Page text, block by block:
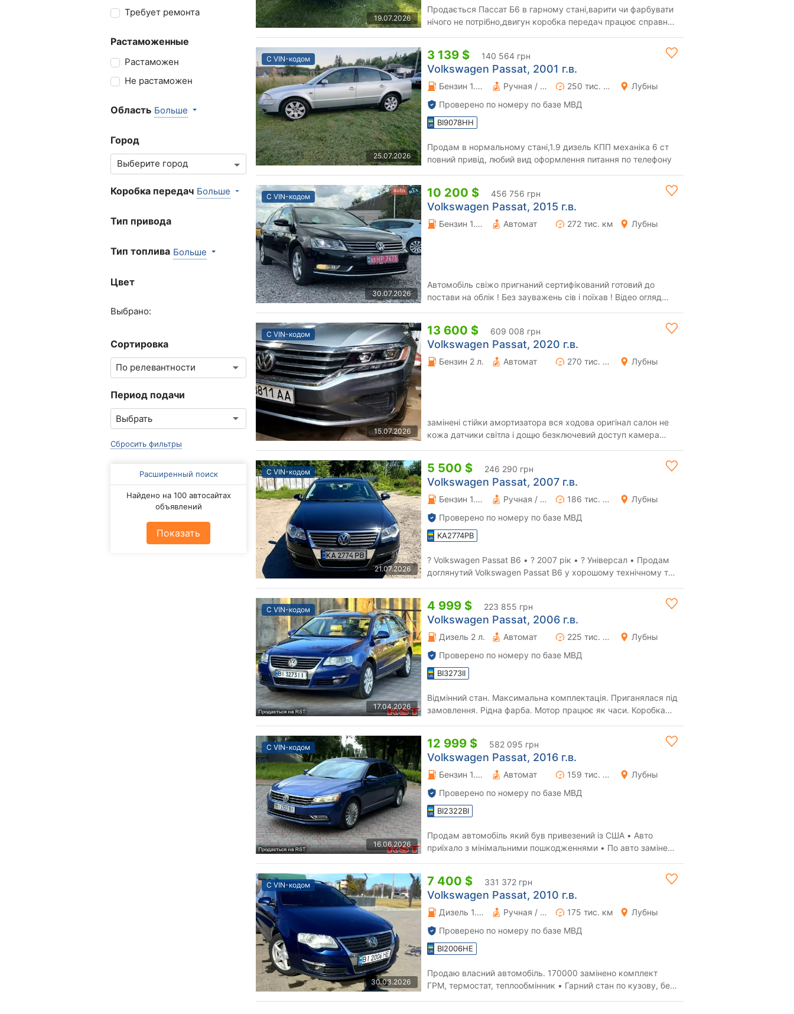
Требует ремонта
Растаможенные
Растаможен
Не растаможен
Область Больше
Город
Коробка передач Больше
Тип привода
Тип топлива Больше
Цвет
Выбрано:
Сортировка
Период подачи
Сбросить фильтры
Расширенный поиск
Найдено на 100 автосайтах
объявлений
Показать
19.07.2026
Продається Пассат Б6 в гарному стані,варити чи фарбувати
нічого не потрібно,двигун коробка передач працює справно
С VIN-кодом
25.07.2026
3 139 $ 140 564 грн
Volkswagen Passat, 2001 г.в.
Бензин 1.9 л. Ручная / Механика 250 тис. км
Лубны
Проверено по номеру по базе МВД
BI9078HH
Продам в нормальному стані,1.9 дизель КПП механіка 6 ст
повний привід, любий вид оформлення питання по телефону
С VIN-кодом
30.07.2026
10 200 $ 456 756 грн
Volkswagen Passat, 2015 г.в.
Бензин 1.4 л. Автомат 272 тис. км Лубны
Автомобіль свіжо пригнаний сертифікований готовий до
постави на облік ! Без зауважень сів і поїхав ! Відео огляд
С VIN-кодом
15.07.2026
13 600 $ 609 008 грн
Volkswagen Passat, 2020 г.в.
Бензин 2 л. Автомат 270 тис. км Лубны
замінені стійки амортизатора вся ходова оригінал салон не
кожа датчики світла і дощю безключевий доступ камера
С VIN-кодом
21.07.2026
5 500 $ 246 290 грн
Volkswagen Passat, 2007 г.в.
Бензин 1.6 л. Ручная / Механика 186 тис. км
Лубны
Проверено по номеру по базе МВД
KA2774PB
? Volkswagen Passat B6 • ? 2007 рік • ? Універсал • Продам
доглянутий Volkswagen Passat B6 у хорошому технічному та
С VIN-кодом
17.04.2026
4 999 $ 223 855 грн
Volkswagen Passat, 2006 г.в.
Дизель 2 л. Автомат 225 тис. км
Лубны
Проверено по номеру по базе МВД
BI3273II
Відмінний стан. Максимальна комплектація. Приганялася під
замовлення. Рідна фарба. Мотор працює як часи. Коробка
С VIN-кодом
16.06.2026
12 999 $ 582 095 грн
Volkswagen Passat, 2016 г.в.
Бензин 1.8 л. Автомат 159 тис. км
Лубны
Проверено по номеру по базе МВД
BI2322BI
Продам автомобіль який був привезений із США • Авто
приїхало з мінімальними пошкодженнями • По авто замінене
С VIN-кодом
30.03.2026
7 400 $ 331 372 грн
Volkswagen Passat, 2010 г.в.
Дизель 1.6 л. Ручная / Механика 175 тис. км
Лубны
Проверено по номеру по базе МВД
BI2006HE
Продаю власний автомобіль. 170000 замінено комплект
ГРМ, термостат, теплообмінник • Гарний стан по кузову, без